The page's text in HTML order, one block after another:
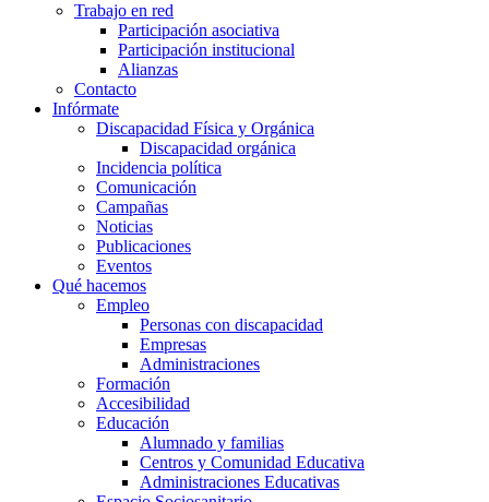
Trabajo en red
Participación asociativa
Participación institucional
Alianzas
Contacto
Infórmate
Discapacidad Física y Orgánica
Discapacidad orgánica
Incidencia política
Comunicación
Campañas
Noticias
Publicaciones
Eventos
Qué hacemos
Empleo
Personas con discapacidad
Empresas
Administraciones
Formación
Accesibilidad
Educación
Alumnado y familias
Centros y Comunidad Educativa
Administraciones Educativas